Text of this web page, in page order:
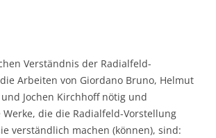
Verständnis der Radialfeld-
Arbeiten von Giordano Bruno, Helmut
Jochen Kirchhoff nötig und
die die Radialfeld-Vorstellung
verständlich machen (können), sind: